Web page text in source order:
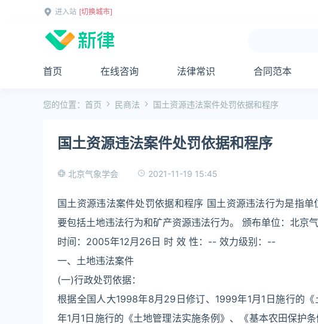
进入站 [切换城市]
首页 在线咨询 法律常识 合同范本
您的位置： 首页 民商法 国土资源违法案件处罚依据和程序
国土资源违法案件处罚依据和程序
北京气象学会 2021-11-19 15:45
国土资源违法案件处罚依据和程序 国土资源违法行为是指
要包括土地违法行为和矿产资源违法行为。 颁布单位：北
时间：2005年12月26日 时 效 性：-- 效力级别：--
一、土地违法案件
(一)行政处罚依据：
根据全国人大1998年8月29日修订、1999年1月1日施行的
年1月1日施行的《土地管理法实施条例》、《基本农田保护